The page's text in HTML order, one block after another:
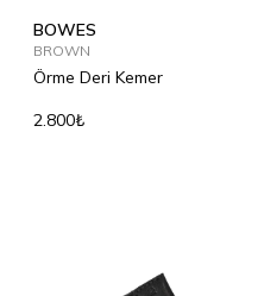
BOWES
BROWN
Örme Deri Kemer
2.800₺